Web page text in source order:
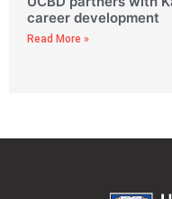
career development
Read More »